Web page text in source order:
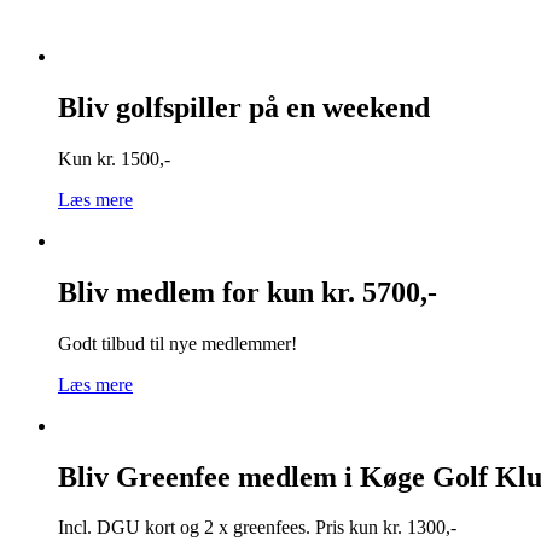
Bliv golfspiller på en weekend
Kun kr. 1500,-
Læs mere
Bliv medlem for kun kr. 5700,-
Godt tilbud til nye medlemmer!
Læs mere
Bliv Greenfee medlem i Køge Golf
Incl. DGU kort og 2 x greenfees. Pris kun kr. 1300,-